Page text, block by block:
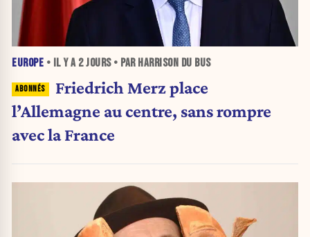
EUROPE • IL Y A 2 JOURS• PAR HARRISON DU BUS
Friedrich Merz place
l’Allemagne au centre, sans rompre
avec la France